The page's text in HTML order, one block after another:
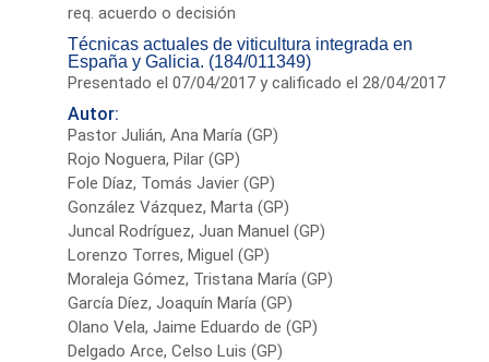
req. acuerdo o decisión
Técnicas actuales de viticultura integrada en
España y Galicia. (184/011349)
Presentado el 07/04/2017 y calificado el 28/04/2017
Autor:
Pastor Julián, Ana María (GP)
Rojo Noguera, Pilar (GP)
Fole Díaz, Tomás Javier (GP)
González Vázquez, Marta (GP)
Juncal Rodríguez, Juan Manuel (GP)
Lorenzo Torres, Miguel (GP)
Moraleja Gómez, Tristana María (GP)
García Díez, Joaquín María (GP)
Olano Vela, Jaime Eduardo de (GP)
Delgado Arce, Celso Luis (GP)